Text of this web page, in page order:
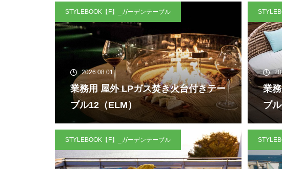
STYLEBOOK【F】_ガーデンテーブル
2026.08.01
業務用 屋外 LPガス焚き火台付きテー
ブル12（ELM）
業
ブ
STYLEBOOK【F】_ガーデンテーブル